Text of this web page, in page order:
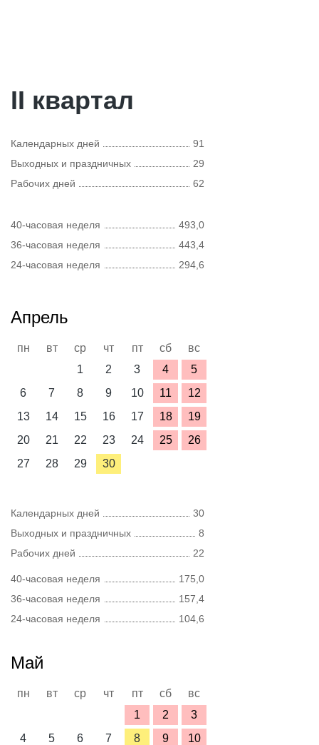
II квартал
Календарных дней
91
Выходных и праздничных
29
Рабочих дней
62
40-часовая неделя
493,0
36-часовая неделя
443,4
24-часовая неделя
294,6
Апрель
пн вт ср чт пт сб
вс
1
2 3 4
5
6
7 8 9 10 11
12
13
14 15 16 17 18
19
20
21 22 23 24 25
26
27
28 29 30
Календарных дней
30
Выходных и праздничных
8
Рабочих дней
22
40-часовая неделя
175,0
36-часовая неделя
157,4
24-часовая неделя
104,6
Май
пн вт ср чт пт сб
вс
1
2
3
4
5 6 7 8 9
10